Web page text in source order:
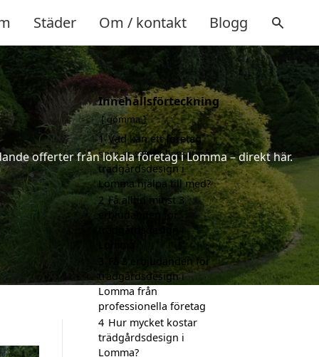
Städer Om / kontakt Blogg
offerter från lokala företag i Lomma – direkt här.
Innehållsförteckning
gömma
1 Vad kan ett företag
som är specialiserat på
trädgårdsdesign i
Lomma hjälpa till med?
2 Få alltid minst 3
erbjudanden för
trädgårdsdesign i
Få 3 erbjudanden för
trädgårdsdesign i
Lomma från
professionella företag
4 Hur mycket kostar
trädgårdsdesign i
Lomma?